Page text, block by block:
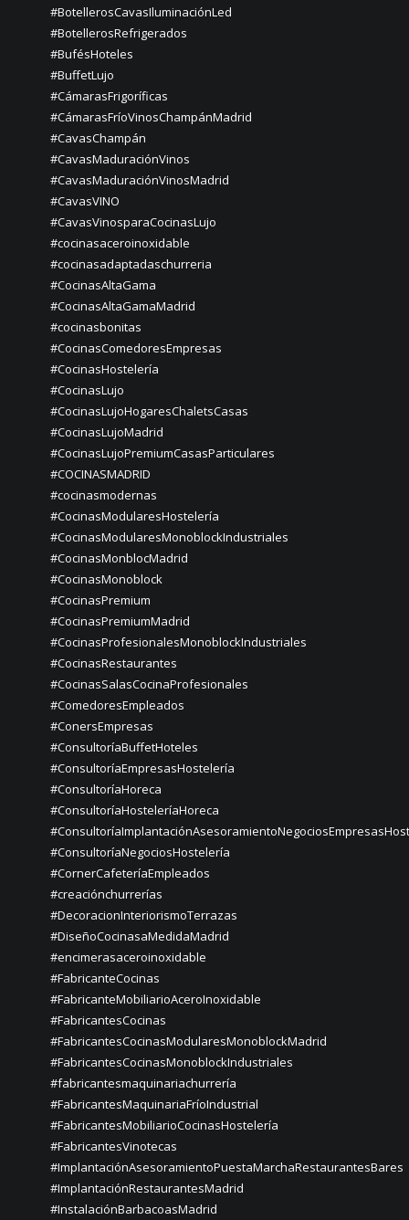
#BotellerosCavasIluminaciónLed
#BotellerosRefrigerados
#BufésHoteles
#BuffetLujo
#CámarasFrigoríficas
#CámarasFríoVinosChampánMadrid
#CavasChampán
#CavasMaduraciónVinos
#CavasMaduraciónVinosMadrid
#CavasVINO
#CavasVinosparaCocinasLujo
#cocinasaceroinoxidable
#cocinasadaptadaschurreria
#CocinasAltaGama
#CocinasAltaGamaMadrid
#cocinasbonitas
#CocinasComedoresEmpresas
#CocinasHostelería
#CocinasLujo
#CocinasLujoHogaresChaletsCasas
#CocinasLujoMadrid
#CocinasLujoPremiumCasasParticulares
#COCINASMADRID
#cocinasmodernas
#CocinasModularesHostelería
#CocinasModularesMonoblockIndustriales
#CocinasMonblocMadrid
#CocinasMonoblock
#CocinasPremium
#CocinasPremiumMadrid
#CocinasProfesionalesMonoblockIndustriales
#CocinasRestaurantes
#CocinasSalasCocinaProfesionales
#ComedoresEmpleados
#ConersEmpresas
#ConsultoríaBuffetHoteles
#ConsultoríaEmpresasHostelería
#ConsultoríaHoreca
#ConsultoríaHosteleríaHoreca
#ConsultoríaNegociosHostelería
#CornerCafeteríaEmpleados
#creaciónchurrerías
#DecoracionInteriorismoTerrazas
#DiseñoCocinasaMedidaMadrid
#encimerasaceroinoxidable
#FabricanteCocinas
#FabricanteMobiliarioAceroInoxidable
#FabricantesCocinas
#FabricantesCocinasModularesMonoblockMadrid
#FabricantesCocinasMonoblockIndustriales
#fabricantesmaquinariachurrería
#FabricantesMaquinariaFríoIndustrial
#FabricantesMobiliarioCocinasHostelería
#FabricantesVinotecas
#ImplantaciónAsesoramientoPuestaMarchaRestaurantesBares
#ImplantaciónRestaurantesMadrid
#InstalaciónBarbacoasMadrid